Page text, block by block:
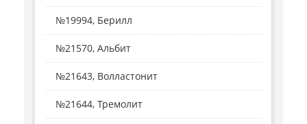
№19994, Берилл
№21570, Альбит
№21643, Волластонит
№21644, Тремолит